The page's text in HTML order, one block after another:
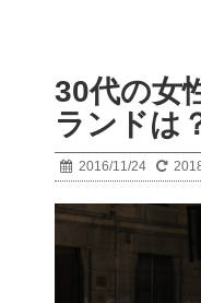
30代の女
ランドは
2016/11/24